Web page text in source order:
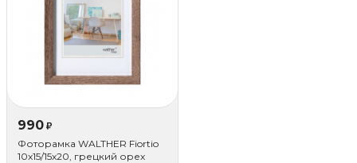
990 ₽
Фоторамка WALTHER Fiortio
10x15/15х20, грецкий орех